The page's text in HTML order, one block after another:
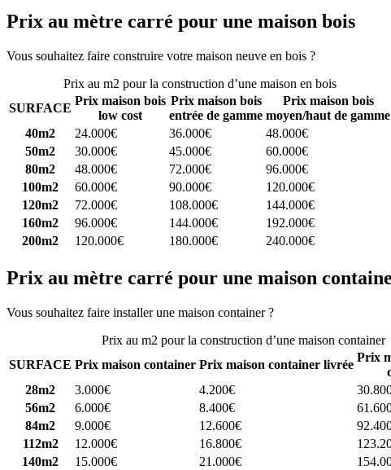
Prix au mètre carré pour une maison bois
Vous souhaitez faire construire votre maison neuve en bois ?
Prix au m2 pour la construction d’une maison en bois
SURFACE
Prix maison bois
low cost
Prix maison bois
entrée de gamme
Prix maison bois
moyen/haut de gamme
40m2
24.000€ 36.000€
48.000€
50m2
30.000€ 45.000€
60.000€
80m2
48.000€ 72.000€
96.000€
100m2
60.000€ 90.000€
120.000€
120m2
72.000€ 108.000€
144.000€
160m2
96.000€ 144.000€
192.000€
200m2
120.000€ 180.000€ 240.000€
Prix au mètre carré pour une maison
Vous souhaitez faire installer une maison container ?
Prix au m2 pour la construction d’une maison container
SURFACE Prix maison container Prix maison container livrée
Prix
28m2
3.000€ 4.200€
56m2
6.000€ 8.400€
84m2
9.000€ 12.600€
112m2
12.000€ 16.800€
140m2
15.000€ 21.000€